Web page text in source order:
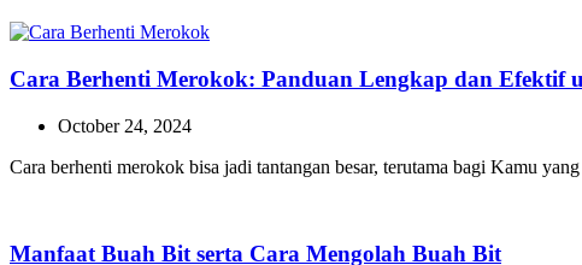
Cara Berhenti Merokok: Panduan Lengkap dan Efektif
October 24, 2024
Cara berhenti merokok bisa jadi tantangan besar, terutama bagi Kamu
Manfaat Buah Bit serta Cara Mengolah Buah Bit